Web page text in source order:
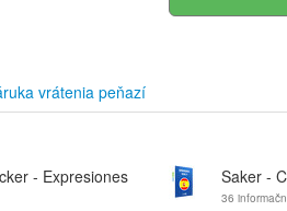
vrátenia peňazí
- Expresiones
Saker -
36